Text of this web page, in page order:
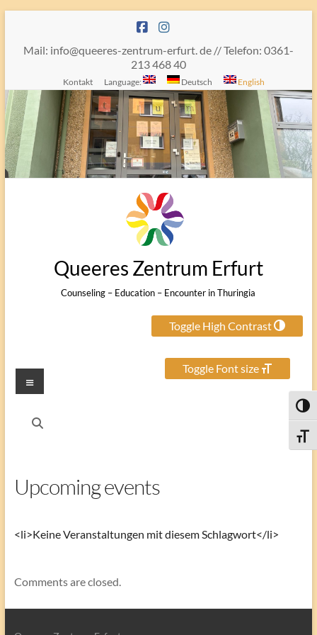
content
Mail: info@queeres-zentrum-erfurt. de // Telefon: 0361-
213 468 40
Kontakt Language: Deutsch English
Queeres Zentrum Erfurt
Counseling – Education – Encounter in Thuringia
Toggle High Contrast
Toggle Font size
Menu
Upcoming events
<li>Keine Veranstaltungen mit diesem Schlagwort</li>
Comments are closed.